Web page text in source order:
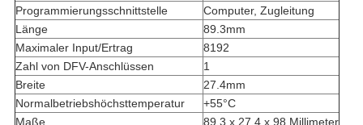
Programmierungsschnittstelle
Computer, Zugleitung
Länge
89.3mm
Maximaler Input/Ertrag
8192
Zahl von DFV-Anschlüssen
1
Breite
27.4mm
Normalbetriebshöchsttemperatur
+55°C
Maße
89,3 x 27,4 x 98 Millimeter